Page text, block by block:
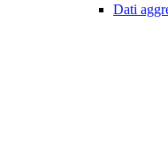
Dati